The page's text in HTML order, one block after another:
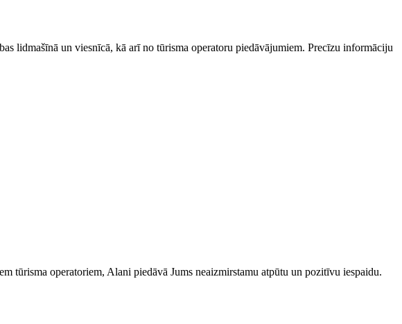
lidmašīnā un viesnīcā, kā arī no tūrisma operatoru piedāvājumiem. Precīzu informāciju
tūrisma operatoriem, Alani piedāvā Jums neaizmirstamu atpūtu un pozitīvu iespaidu.